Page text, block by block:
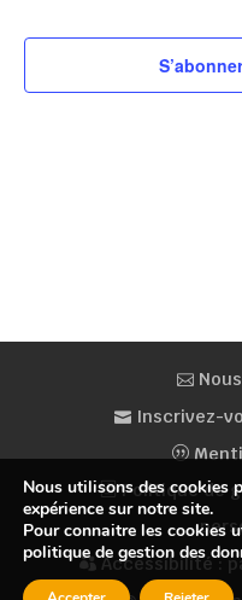
Inscrivez-
Politique de
Accessibilité :
Nous utilisons des cookies
expérience sur notre site.
Pour connaitre les cookies
politique de gestion des